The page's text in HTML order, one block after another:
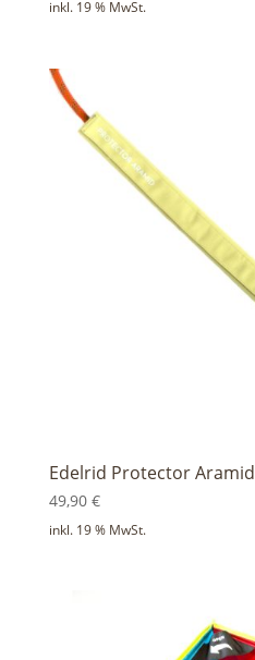
inkl. 19 % MwSt.
Edelrid Protector Aramid
49,90 €
inkl. 19 % MwSt.